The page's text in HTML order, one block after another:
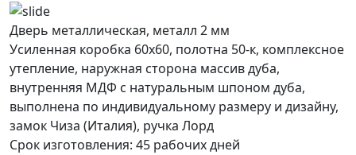
Дверь металлическая, металл 2 мм
Усиленная коробка 60х60, полотна 50-к, комплексное
утепление, наружная сторона массив дуба,
внутренняя МДФ с натуральным шпоном дуба,
выполнена по индивидуальному размеру и дизайну,
замок Чиза (Италия), ручка Лорд
Срок изготовления: 45 рабочих дней